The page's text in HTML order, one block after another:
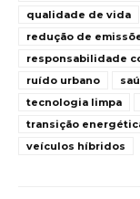
qualidade de vida
redução de
responsabilidade
ruído urbano
tecnologia limpa
transição
veículos híbridos